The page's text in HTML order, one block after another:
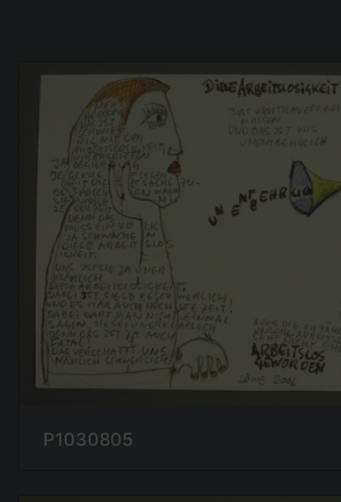
P1030805